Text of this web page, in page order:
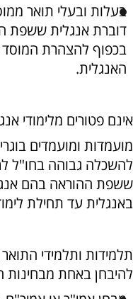
בעלות ובעלי תואר
דוברת אנגלית ששפת
בכפוף להצהרת המוסד
האנגלית.
אינם פטורים מלימודי
מועמדות ומועמדים
להשכלה גבוהה בחו"ל
ששפת ההוראה בהם
באנגלית עד תחילת
תלמידות ותלמידי
להיבחן באחת מבחינות